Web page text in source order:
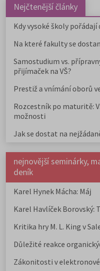
Nejčtenější články
Kdy vysoké školy
Na které fakulty se
Samostudium vs.
přijímaček na VŠ?
Prestiž a vnímání oborů
Rozcestník po maturitě:
možnosti
Jak se dostat na
nejnovější seminárky,
deník
Karel Hynek Mácha: Máj
Karel Havlíček Borovský:
Kritika hry M. L. King v
Důležité reakce
Zákonitosti v